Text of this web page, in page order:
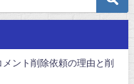
ント削除依頼の理由と削